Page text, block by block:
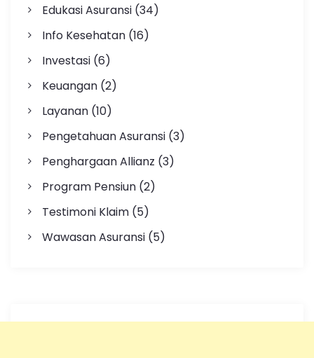
Edukasi Asuransi(34)
Info Kesehatan(16)
Investasi(6)
Keuangan(2)
Layanan(10)
Pengetahuan Asuransi(3)
Penghargaan Allianz (3)
Program Pensiun(2)
Testimoni Klaim(5)
Wawasan Asuransi(5)